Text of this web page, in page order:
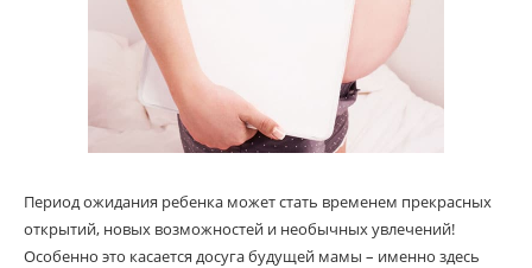
Период ожидания ребенка может стать временем прекрасных
открытий, новых возможностей и необычных увлечений!
Особенно это касается досуга будущей мамы – именно здесь